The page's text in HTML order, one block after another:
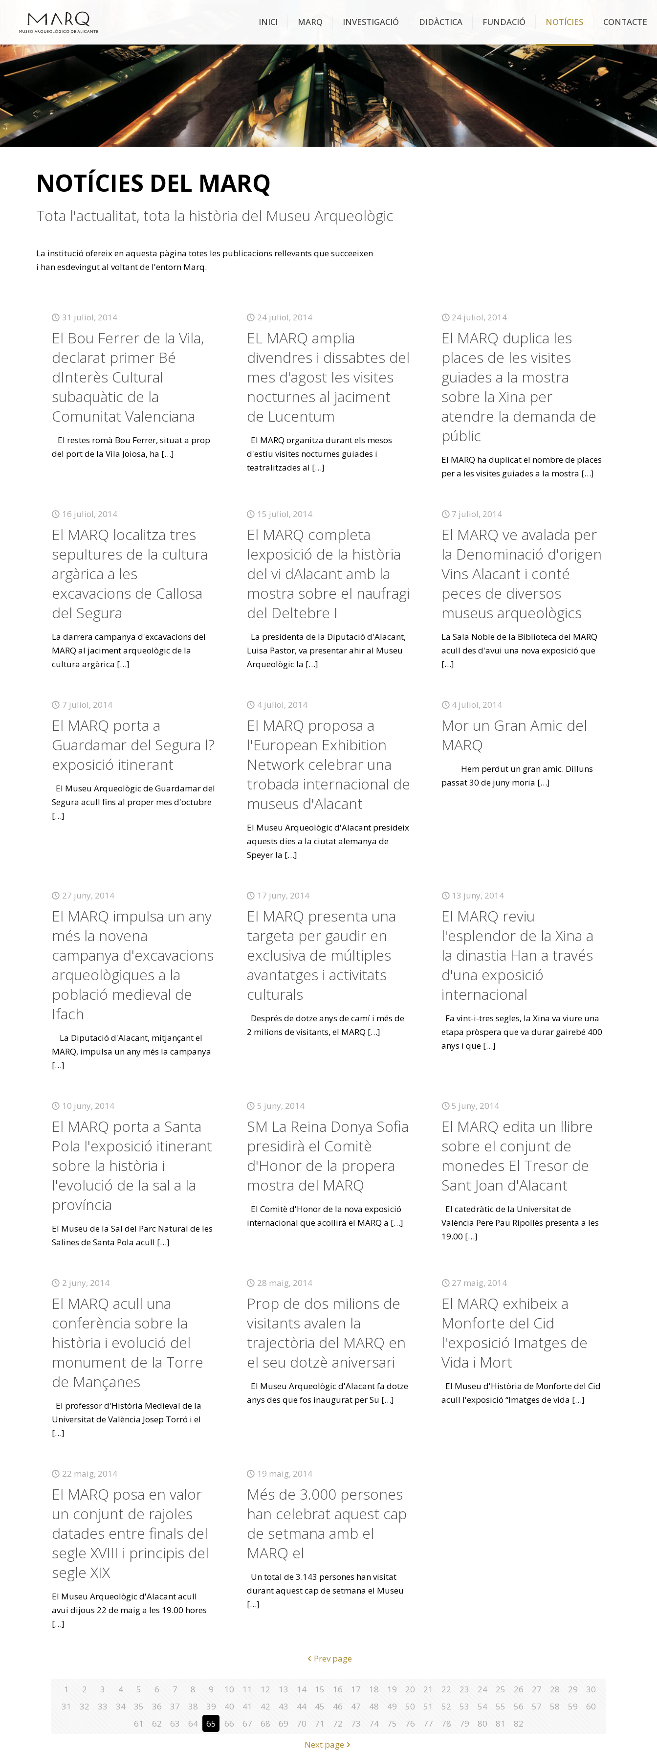
INICI MARQ INVESTIGACIÓ DIDÀCTICA FUNDACIÓ NOTÍCIES CONTACTE
NOTÍCIES DEL MARQ
Tota l'actualitat, tota la història del Museu Arqueològic
La institució ofereix en aquesta pàgina totes les publicacions rellevants que succeeixen
i han esdevingut al voltant de l'entorn Marq.
31 juliol, 2014
El Bou Ferrer de la Vila,
declarat primer Bé
dInterès Cultural
subaquàtic de la
Comunitat Valenciana
El restes romà Bou Ferrer, situat a prop
del port de la Vila Joiosa, ha […]
24 juliol, 2014
EL MARQ amplia
divendres i dissabtes del
mes d'agost les visites
nocturnes al jaciment
de Lucentum
El MARQ organitza durant els mesos
d'estiu visites nocturnes guiades i
teatralitzades al […]
24 juliol, 2014
El MARQ duplica les
places de les visites
guiades a la mostra
sobre la Xina per
atendre la demanda de
públic
El MARQ ha duplicat el nombre de places
per a les visites guiades a la mostra […]
16 juliol, 2014
El MARQ localitza tres
sepultures de la cultura
argàrica a les
excavacions de Callosa
del Segura
La darrera campanya d'excavacions del
MARQ al jaciment arqueològic de la
cultura argàrica […]
15 juliol, 2014
El MARQ completa
lexposició de la història
del vi dAlacant amb la
mostra sobre el naufragi
del Deltebre I
La presidenta de la Diputació d'Alacant,
Luisa Pastor, va presentar ahir al Museu
Arqueològic la […]
7 juliol, 2014
El MARQ ve avalada per
la Denominació d'origen
Vins Alacant i conté
peces de diversos
museus arqueològics
La Sala Noble de la Biblioteca del MARQ
acull des d'avui una nova exposició que
[…]
7 juliol, 2014
El MARQ porta a
Guardamar del Segura l?
exposició itinerant
El Museu Arqueològic de Guardamar del
Segura acull fins al proper mes d'octubre
[…]
4 juliol, 2014
El MARQ proposa a
l'European Exhibition
Network celebrar una
trobada internacional de
museus d'Alacant
El Museu Arqueològic d'Alacant presideix
aquests dies a la ciutat alemanya de
Speyer la […]
4 juliol, 2014
Mor un Gran Amic del
MARQ
Hem perdut un gran amic. Dilluns
passat 30 de juny moria […]
27 juny, 2014
El MARQ impulsa un any
més la novena
campanya d'excavacions
arqueològiques a la
població medieval de
Ifach
La Diputació d'Alacant, mitjançant el
MARQ, impulsa un any més la campanya
[…]
17 juny, 2014
El MARQ presenta una
targeta per gaudir en
exclusiva de múltiples
avantatges i activitats
culturals
Després de dotze anys de camí i més de
2 milions de visitants, el MARQ […]
13 juny, 2014
El MARQ reviu
l'esplendor de la Xina a
la dinastia Han a través
d'una exposició
internacional
Fa vint-i-tres segles, la Xina va viure una
etapa pròspera que va durar gairebé 400
anys i que […]
10 juny, 2014
El MARQ porta a Santa
Pola l'exposició itinerant
sobre la història i
l'evolució de la sal a la
província
El Museu de la Sal del Parc Natural de les
Salines de Santa Pola acull […]
5 juny, 2014
SM La Reina Donya Sofia
presidirà el Comitè
d'Honor de la propera
mostra del MARQ
El Comitè d'Honor de la nova exposició
internacional que acollirà el MARQ a […]
5 juny, 2014
El MARQ edita un llibre
sobre el conjunt de
monedes El Tresor de
Sant Joan d'Alacant
El catedràtic de la Universitat de
València Pere Pau Ripollès presenta a les
19.00 […]
2 juny, 2014
El MARQ acull una
conferència sobre la
història i evolució del
monument de la Torre
de Mançanes
El professor d'Història Medieval de la
Universitat de València Josep Torró i el
[…]
28 maig, 2014
Prop de dos milions de
visitants avalen la
trajectòria del MARQ en
el seu dotzè aniversari
El Museu Arqueològic d'Alacant fa dotze
anys des que fos inaugurat per Su […]
27 maig, 2014
El MARQ exhibeix a
Monforte del Cid
l'exposició Imatges de
Vida i Mort
El Museu d'Història de Monforte del Cid
acull l'exposició “Imatges de vida […]
22 maig, 2014
El MARQ posa en valor
un conjunt de rajoles
datades entre finals del
segle XVIII i principis del
segle XIX
El Museu Arqueològic d'Alacant acull
avui dijous 22 de maig a les 19.00 hores
[…]
19 maig, 2014
Més de 3.000 persones
han celebrat aquest cap
de setmana amb el
MARQ el
Un total de 3.143 persones han visitat
durant aquest cap de setmana el Museu
[…]
Prev page
1 2 3 4 5 6 7 8 9 10 11 12 13 14 15 16 17 18 19 20 21 22 23 24 25 26 27 28 29
30
31
32 33 34 35 36 37 38 39 40 41 42 43 44 45 46 47 48 49 50 51 52 53 54 55 56 57 58 59
60
61
62 63 64 65 66 67 68 69 70 71 72 73 74 75 76 77 78 79 80 81
82
Next page